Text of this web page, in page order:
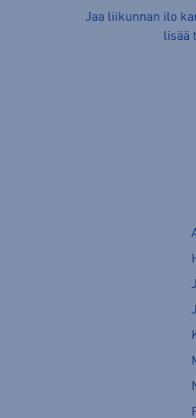
Jaa liikunnan ilo
lisää